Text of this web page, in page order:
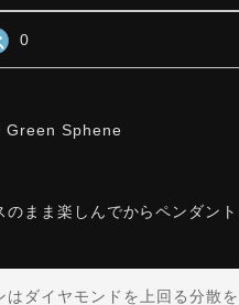
0
Green Sphene
まま楽しんでからペンダン
ダイヤモンドを上回る分散